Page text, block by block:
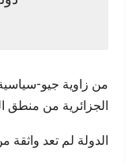
من زاوية جيو-
الجزائرية من
الدولة لم تعد واثقة